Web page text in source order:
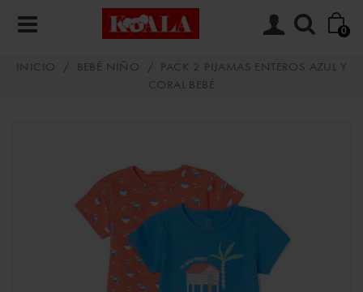
0
INICIO / BEBÉ NIÑO /
PACK 2 PIJAMAS ENTEROS AZUL Y
CORAL BEBÉ